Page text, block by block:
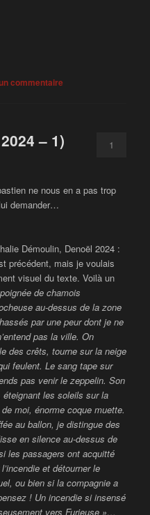
commentaire
– 1) 1
ne nous en a pas trop
demander…
Démoulin, Denoël 2024 :
précédent, mais je voulais
visuel du texte. Voilà un
de chamois
au-dessus de la zone
par une peur dont je ne
pas la ville. On
des crêts, tourne sur la neige
feulent. Le sang tape sur
pas venir le zeppelin. Son
éteignant les soleils sur la
moi, énorme coque muette.
au ballon, je distingue des
en silence au-dessus de
les passagers ont acquitté
et détourner le
ou bien si la compagnie a
! Un incendie si insensé
vers Furieuse »…